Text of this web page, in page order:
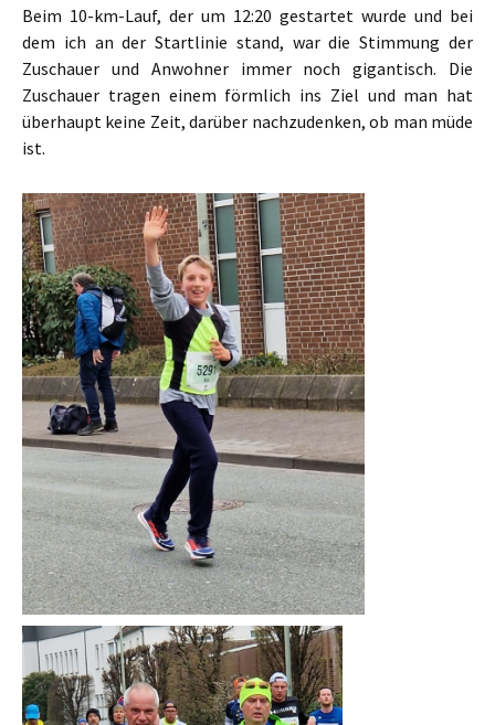
Beim 10-km-Lauf, der um 12:20 gestartet wurde und bei
dem ich an der Startlinie stand, war die Stimmung der
Zuschauer und Anwohner immer noch gigantisch. Die
Zuschauer tragen einem förmlich ins Ziel und man hat
überhaupt keine Zeit, darüber nachzudenken, ob man müde
ist.